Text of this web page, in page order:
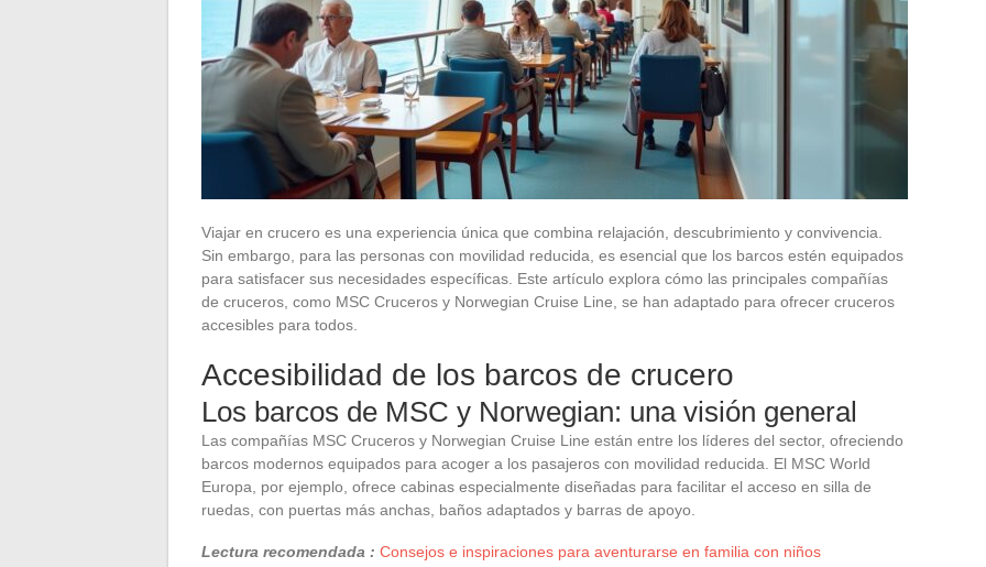
Viajar en crucero es una experiencia única que combina relajación, descubrimiento y convivencia.
Sin embargo, para las personas con movilidad reducida, es esencial que los barcos estén equipados
para satisfacer sus necesidades específicas. Este artículo explora cómo las principales compañías
de cruceros, como MSC Cruceros y Norwegian Cruise Line, se han adaptado para ofrecer cruceros
accesibles para todos.
Accesibilidad de los barcos de crucero
Los barcos de MSC y Norwegian: una visión general
Las compañías MSC Cruceros y Norwegian Cruise Line están entre los líderes del sector, ofreciendo
barcos modernos equipados para acoger a los pasajeros con movilidad reducida. El MSC World
Europa, por ejemplo, ofrece cabinas especialmente diseñadas para facilitar el acceso en silla de
ruedas, con puertas más anchas, baños adaptados y barras de apoyo.
Lectura recomendada : Consejos e inspiraciones para aventurarse en familia con niños